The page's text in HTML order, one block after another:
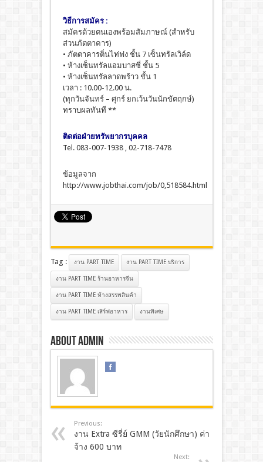
วิธีการสมัคร :
สมัครด้วยตนเองพร้อมสัมภาษณ์ (สำหรับ
ส่วนภัตตาคาร)
• ภัตตาคารติ่นไท่ฟง ชั้น 7 เซ็นทรัลเวิล์ด
• ห้างเซ็นทรัลแอมบาสซี่ ชั้น 5
• ห้างเซ็นทรัลลาดพร้าว ชั้น 1
เวลา : 10.00-12.00 น.
(ทุกวันจันทร์ – ศุกร์ ยกเว้นวันนักขัตฤกษ์)
ทราบผลทันที **
ติดต่อฝ่ายทรัพยากรบุคคล
Tel. 083-007-1938 , 02-718-7478
ข้อมูลจาก
http://www.jobthai.com/job/0,518584.html
Tag : งาน PART TIME งาน PART TIME บริการ
งาน PART TIME ร้านอาหารจีน
งาน PART TIME ห้างสรรพสินค้า
งาน PART TIME เสิร์ฟอาหาร งานพิเศษ
About admin
Previous:
งาน Extra ซีรี่ย์ GMM (วัยนักศึกษา) ค่า
จ้าง 600 บาท
Next: